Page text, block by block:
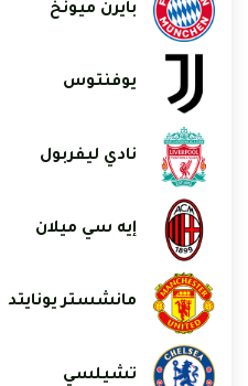
بايرن ميونخ
يوفنتوس
نادي ليفربول
إيه سي ميلان
مانشستر يونايتد
تشيلسي